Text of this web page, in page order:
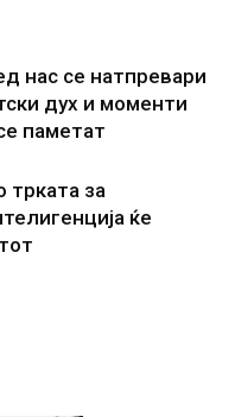
нас се натпревари
дух и моменти
паметат
трката за
ќе